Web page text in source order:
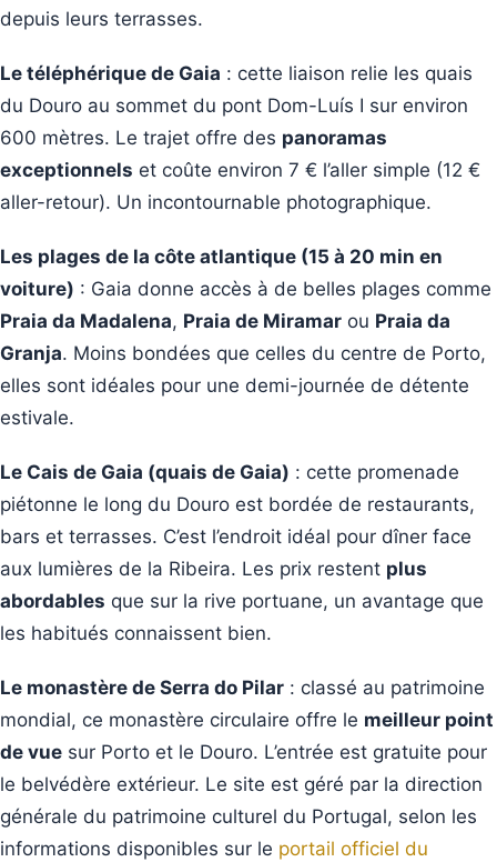
depuis leurs terrasses.
Le téléphérique de Gaia : cette liaison relie les quais
du Douro au sommet du pont Dom-Luís I sur environ
600 mètres. Le trajet offre des panoramas
exceptionnels et coûte environ 7 € l’aller simple (12 €
aller-retour). Un incontournable photographique.
Les plages de la côte atlantique (15 à 20 min en
voiture) : Gaia donne accès à de belles plages comme
Praia da Madalena, Praia de Miramar ou Praia da
Granja. Moins bondées que celles du centre de Porto,
elles sont idéales pour une demi-journée de détente
estivale.
Le Cais de Gaia (quais de Gaia) : cette promenade
piétonne le long du Douro est bordée de restaurants,
bars et terrasses. C’est l’endroit idéal pour dîner face
aux lumières de la Ribeira. Les prix restent plus
abordables que sur la rive portuane, un avantage que
les habitués connaissent bien.
Le monastère de Serra do Pilar : classé au patrimoine
mondial, ce monastère circulaire offre le meilleur point
de vue sur Porto et le Douro. L’entrée est gratuite pour
le belvédère extérieur. Le site est géré par la direction
générale du patrimoine culturel du Portugal, selon les
informations disponibles sur le portail officiel du